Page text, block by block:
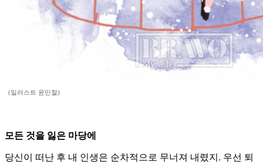
(일러스트 윤민철)
모든 것을 잃은 마당에
당신이 떠난 후 내 인생은 순차적으로 무너져 내렸지. 우선 퇴